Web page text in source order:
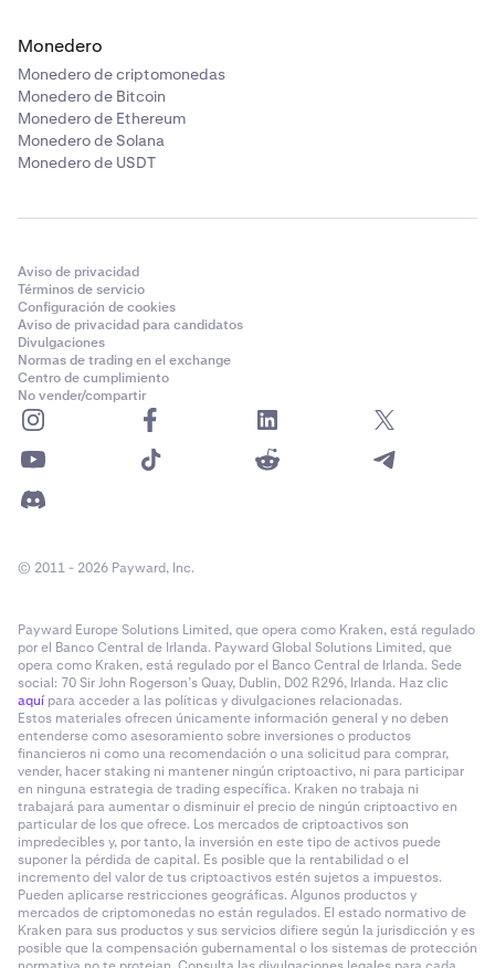
Monedero
Monedero de criptomonedas
Monedero de Bitcoin
Monedero de Ethereum
Monedero de Solana
Monedero de USDT
Aviso de privacidad
Términos de servicio
Configuración de cookies
Aviso de privacidad para candidatos
Divulgaciones
Normas de trading en el exchange
Centro de cumplimiento
No vender/compartir
© 2011 - 2026 Payward, Inc.
Payward Europe Solutions Limited, que opera como Kraken, está regulado
por el Banco Central de Irlanda. Payward Global Solutions Limited, que
opera como Kraken, está regulado por el Banco Central de Irlanda. Sede
social: 70 Sir John Rogerson’s Quay, Dublin, D02 R296, Irlanda. Haz clic
aquí para acceder a las políticas y divulgaciones relacionadas.
Estos materiales ofrecen únicamente información general y no deben
entenderse como asesoramiento sobre inversiones o productos
financieros ni como una recomendación o una solicitud para comprar,
vender, hacer staking ni mantener ningún criptoactivo, ni para participar
en ninguna estrategia de trading específica. Kraken no trabaja ni
trabajará para aumentar o disminuir el precio de ningún criptoactivo en
particular de los que ofrece. Los mercados de criptoactivos son
impredecibles y, por tanto, la inversión en este tipo de activos puede
suponer la pérdida de capital. Es posible que la rentabilidad o el
incremento del valor de tus criptoactivos estén sujetos a impuestos.
Pueden aplicarse restricciones geográficas. Algunos productos y
mercados de criptomonedas no están regulados. El estado normativo de
Kraken para sus productos y sus servicios difiere según la jurisdicción y es
posible que la compensación gubernamental o los sistemas de protección